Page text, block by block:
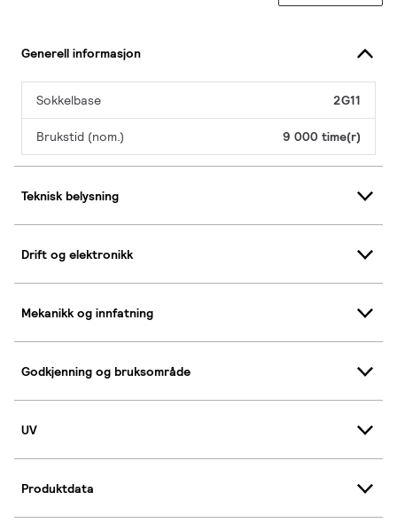
Generell informasjon
Sokkelbase 2G11
Brukstid (nom.) 9 000 time(r)
Teknisk belysning
Drift og elektronikk
Mekanikk og innfatning
Godkjenning og bruksområde
UV
Produktdata